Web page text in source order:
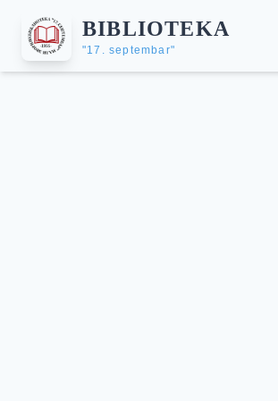
BIBLIOTEKA
"17. septembar"